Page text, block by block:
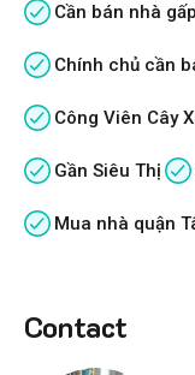
Cần bán nhà
Chính chủ cần
Công Viên Cây
Gần Siêu Thị
Mua nhà quận
Contact